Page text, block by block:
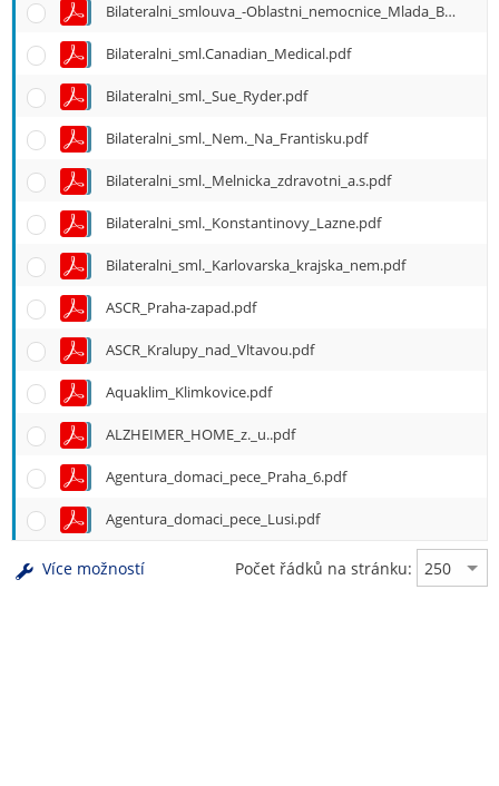
Bilateralni_smlouva_-Oblastni_nemocnice_Mlada_Boleslav.pdf
Bilateralni_sml.Canadian_Medical.pdf
Bilateralni_sml._Sue_Ryder.pdf
Bilateralni_sml._Nem._Na_Frantisku.pdf
Bilateralni_sml._Melnicka_zdravotni_a.s.pdf
Bilateralni_sml._Konstantinovy_Lazne.pdf
Bilateralni_sml._Karlovarska_krajska_nem.pdf
ASCR_Praha-zapad.pdf
ASCR_Kralupy_nad_Vltavou.pdf
Aquaklim_Klimkovice.pdf
ALZHEIMER_HOME_z._u..pdf
Agentura_domaci_pece_Praha_6.pdf
Agentura_domaci_pece_Lusi.pdf
Více možností Počet řádků na stránku: